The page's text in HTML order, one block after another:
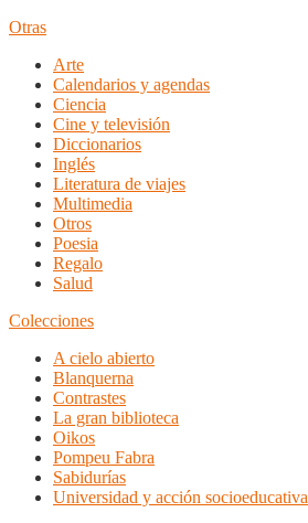
Otras
Arte
Calendarios y agendas
Ciencia
Cine y televisión
Diccionarios
Inglés
Literatura de viajes
Multimedia
Otros
Poesia
Regalo
Salud
Colecciones
A cielo abierto
Blanquerna
Contrastes
La gran biblioteca
Oikos
Pompeu Fabra
Sabidurías
Universidad y acción socioeducativa